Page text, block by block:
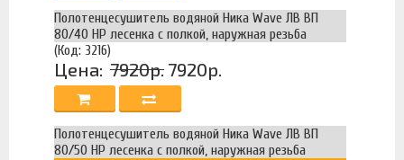
Полотенцесушитель водяной Ника Wave ЛВ ВП
80/40 НР лесенка с полкой, наружная резьба
(Код: 3216)
Цена: 7920р. 7920р.
Полотенцесушитель водяной Ника Wave ЛВ ВП
80/50 НР лесенка с полкой, наружная резьба